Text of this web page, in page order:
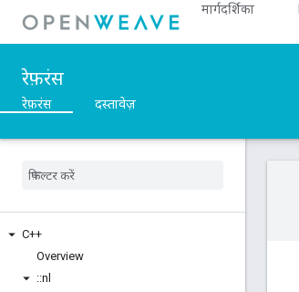
मार्गदर्शिका
रेफ़रंस
रेफ़रंस दस्तावेज़
C++
Overview
::nl